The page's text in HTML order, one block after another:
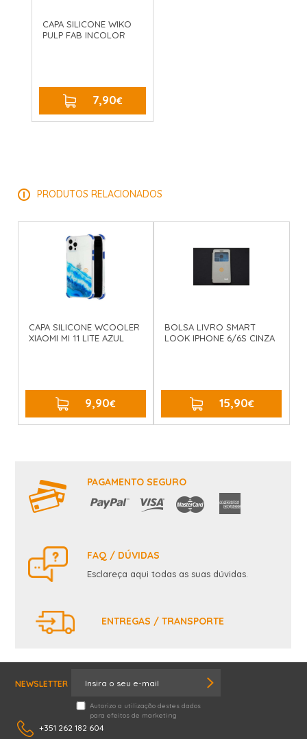
CAPA SILICONE WIKO
PULP FAB INCOLOR
7,90€
PRODUTOS RELACIONADOS
CAPA SILICONE WCOOLER
XIAOMI MI 11 LITE AZUL
9,90€ COMPRAR
BOLSA LIVRO SMART
LOOK IPHONE 6/6S CINZA
15,90€
PAGAMENTO SEGURO
FAQ / DÚVIDAS
Esclareça aqui todas as suas dúvidas.
ENTREGAS / TRANSPORTE
NEWSLETTER
Autorizo a utilização destes dados
para efeitos de marketing
+351 262 182 604